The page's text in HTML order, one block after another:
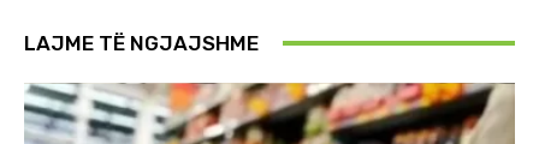
LAJME TË NGJAJSHME